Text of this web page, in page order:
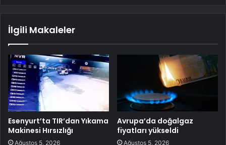
İlgili Makaleler
Esenyurt’ta TIR’dan Yıkama
Makinesi Hırsızlığı
Ağustos 5, 2026
Avrupa’da doğalgaz
fiyatları yükseldi
Ağustos 5, 2026